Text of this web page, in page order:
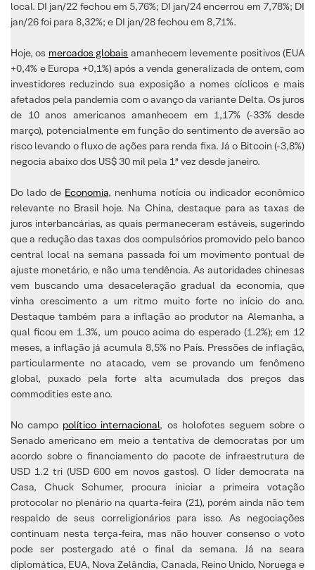
local. DI jan/22 fechou em 5,76%; DI jan/24 encerrou em 7,78%; DI
jan/26 foi para 8,32%; e DI jan/28 fechou em 8,71%.
Hoje, os mercados globais amanhecem levemente positivos (EUA
+0,4% e Europa +0,1%) após a venda generalizada de ontem, com
investidores reduzindo sua exposição a nomes cíclicos e mais
afetados pela pandemia com o avanço da variante Delta. Os juros
de 10 anos americanos amanhecem em 1,17% (-33% desde
março), potencialmente em função do sentimento de aversão ao
risco levando o fluxo de ações para renda fixa. Já o Bitcoin (-3,8%)
negocia abaixo dos US$ 30 mil pela 1ª vez desde janeiro.
Do lado de Economia, nenhuma notícia ou indicador econômico
relevante no Brasil hoje. Na China, destaque para as taxas de
juros interbancárias, as quais permaneceram estáveis, sugerindo
que a redução das taxas dos compulsórios promovido pelo banco
central local na semana passada foi um movimento pontual de
ajuste monetário, e não uma tendência. As autoridades chinesas
vem buscando uma desaceleração gradual da economia, que
vinha crescimento a um ritmo muito forte no início do ano.
Destaque também para a inflação ao produtor na Alemanha, a
qual ficou em 1.3%, um pouco acima do esperado (1.2%); em 12
meses, a inflação já acumula 8,5% no País. Pressões de inflação,
particularmente no atacado, vem se provando um fenômeno
global, puxado pela forte alta acumulada dos preços das
commodities este ano.
No campo político internacional, os holofotes seguem sobre o
Senado americano em meio a tentativa de democratas por um
acordo sobre o financiamento do pacote de infraestrutura de
USD 1.2 tri (USD 600 em novos gastos). O líder democrata na
Casa, Chuck Schumer, procura iniciar a primeira votação
protocolar no plenário na quarta-feira (21), porém ainda não tem
respaldo de seus correligionários para isso. As negociações
continuam nesta terça-feira, mas não houver consenso o voto
pode ser postergado até o final da semana. Já na seara
diplomática, EUA, Nova Zelândia, Canada, Reino Unido, Noruega e